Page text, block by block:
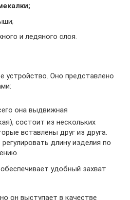
и ледяного слоя.
устройство. Оно представлено
она выдвижная
состоит из нескольких
вставлены друг из друга.
длину изделия по
удобный захват
он выступает в качестве